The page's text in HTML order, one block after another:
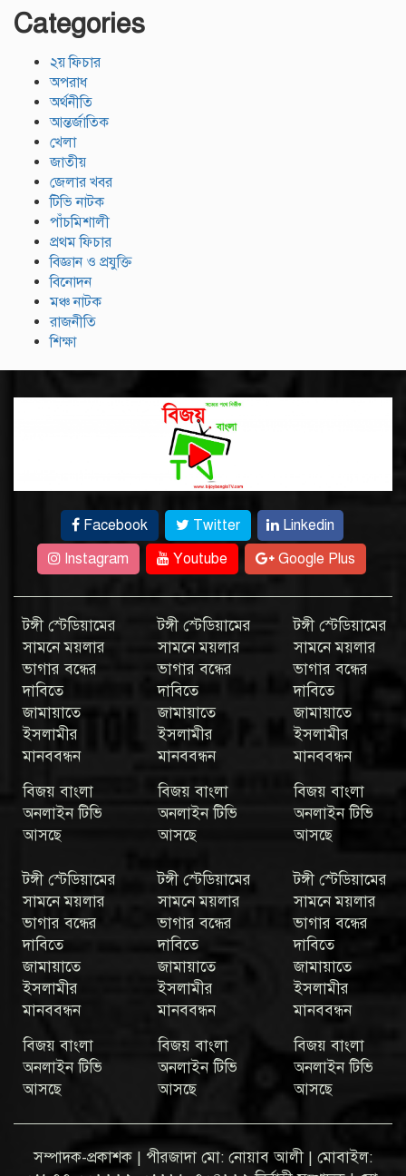
Categories
২য় ফিচার
অপরাধ
অর্থনীতি
আন্তর্জাতিক
খেলা
জাতীয়
জেলার খবর
টিভি নাটক
পাঁচমিশালী
প্রথম ফিচার
বিজ্ঞান ও প্রযুক্তি
বিনোদন
মঞ্চ নাটক
রাজনীতি
শিক্ষা
Facebook Twitter
Linkedin
Instagram
Youtube Google Plus
টঙ্গী স্টেডিয়ামের
সামনে ময়লার
ভাগার বন্ধের
দাবিতে
জামায়াতে
ইসলামীর
মানববন্ধন
বিজয় বাংলা
অনলাইন টিভি
আসছে
টঙ্গী স্টেডিয়ামের
সামনে ময়লার
ভাগার বন্ধের
দাবিতে
জামায়াতে
ইসলামীর
মানববন্ধন
বিজয় বাংলা
অনলাইন টিভি
আসছে
টঙ্গী স্টেডিয়ামের
সামনে ময়লার
ভাগার বন্ধের
দাবিতে
জামায়াতে
ইসলামীর
মানববন্ধন
বিজয় বাংলা
অনলাইন টিভি
আসছে
টঙ্গী স্টেডিয়ামের
সামনে ময়লার
ভাগার বন্ধের
দাবিতে
জামায়াতে
ইসলামীর
মানববন্ধন
বিজয় বাংলা
অনলাইন টিভি
আসছে
টঙ্গী স্টেডিয়ামের
সামনে ময়লার
ভাগার বন্ধের
দাবিতে
জামায়াতে
ইসলামীর
মানববন্ধন
বিজয় বাংলা
অনলাইন টিভি
আসছে
টঙ্গী স্টেডিয়ামের
সামনে ময়লার
ভাগার বন্ধের
দাবিতে
জামায়াতে
ইসলামীর
মানববন্ধন
বিজয় বাংলা
অনলাইন টিভি
আসছে
সম্পাদক-প্রকাশক | পীরজাদা মো: নোয়াব আলী | মোবাইল: